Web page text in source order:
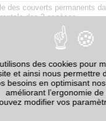
des couverts permanents
des 2 espèces.
bénéfique sur le
difficile dans le
est mal détruit, il
des cookies pour
et ainsi nous permettre
besoins en optimisant
améliorant l’ergonomie de
modifier vos